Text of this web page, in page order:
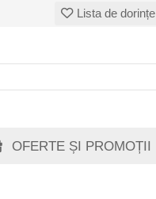
Lista de dorințe
OFERTE ȘI PROMOȚII